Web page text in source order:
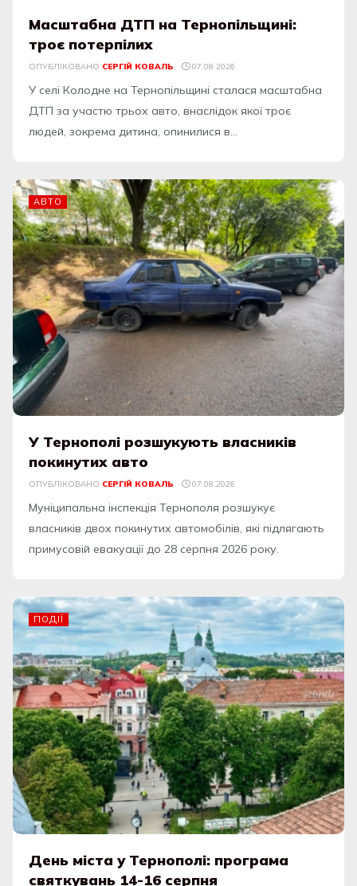
Масштабна ДТП на Тернопільщині:
троє потерпілих
ОПУБЛІКОВАНО СЕРГІЙ КОВАЛЬ 07.08.2026
У селі Колодне на Тернопільщині сталася масштабна
ДТП за участю трьох авто, внаслідок якої троє
людей, зокрема дитина, опинилися в...
АВТО
У Тернополі розшукують власників
покинутих авто
ОПУБЛІКОВАНО СЕРГІЙ КОВАЛЬ 07.08.2026
Муніципальна інспекція Тернополя розшукує
власників двох покинутих автомобілів, які підлягають
примусовій евакуації до 28 серпня 2026 року.
ПОДІЇ
День міста у Тернополі: програма
святкувань 14-16 серпня